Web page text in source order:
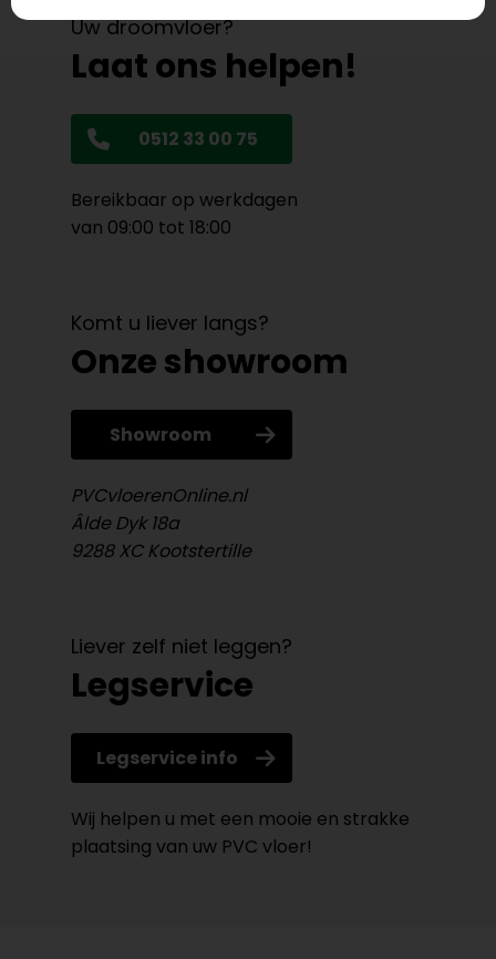
Uw droomvloer?
Laat ons helpen!
0512 33 00 75
Bereikbaar op werkdagen
van 09:00 tot 18:00
Komt u liever langs?
Onze showroom
Showroom
PVCvloerenOnline.nl
Âlde Dyk 18a
9288 XC Kootstertille
Liever zelf niet leggen?
Legservice
Legservice info
Wij helpen u met een mooie en strakke
plaatsing van uw PVC vloer!